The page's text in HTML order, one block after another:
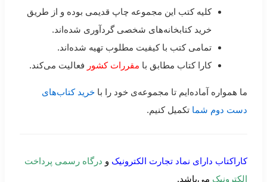
کلیه کتب این مجموعه چاپ قدیمی بوده و از طریق
خرید کتابخانه‌های شخصی گردآوری شده‌اند.
تمامی کتب با کیفیت مطلوب تهیه شده‌اند.
کارا کتاب مطابق با مقررات کشور فعالیت می‌کند.
ما همواره آماده‌ایم تا مجموعه‌ی خود را با خرید کتاب‌های
دست دوم شما تکمیل کنیم.
کاراکتاب دارای نماد تجارت الکترونیک و درگاه رسمی پرداخت
الکترونیک می‌باشد.